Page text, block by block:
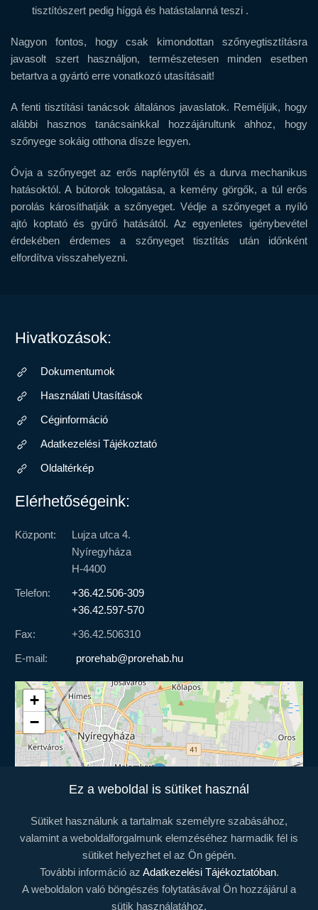
Ez a weboldal is sütiket használ
Sütiket használunk a tartalmak személyre szabásához,
valamint a weboldalforgalmunk elemzéséhez harmadik fél is
sütiket helyezhet el az Ön gépén.
További információ az Adatkezelési Tájékoztatóban.
A weboldalon való böngészés folytatásával Ön hozzájárul a
sütik használatához.
tisztítószert pedig híggá és hatástalanná teszi .
Nagyon fontos, hogy csak kimondottan szőnyegtisztításra
javasolt szert használjon, természetesen minden esetben
betartva a gyártó erre vonatkozó utasításait!
A fenti tisztítási tanácsok általános javaslatok. Reméljük, hogy
alábbi hasznos tanácsainkkal hozzájárultunk ahhoz, hogy
szőnyege sokáig otthona dísze legyen.
Óvja a szőnyeget az erős napfénytől és a durva mechanikus
hatásoktól. A bútorok tologatása, a kemény görgők, a túl erős
porolás károsíthatják a szőnyeget. Védje a szőnyeget a nyíló
ajtó koptató és gyűrő hatásától. Az egyenletes igénybevétel
érdekében érdemes a szőnyeget tisztítás után időnként
elfordítva visszahelyezni.
Hivatkozások:
Dokumentumok
Használati Utasítások
Céginformáció
Adatkezelési Tájékoztató
Oldaltérkép
Elérhetőségeink:
Központ:
Lujza utca 4.
Nyíregyháza
H-4400
Telefon:
+36.42.506-309
+36.42.597-570
Fax:
+36.42.506310
E-mail:
prorehab@prorehab.hu
+
−
OpenStreetMap